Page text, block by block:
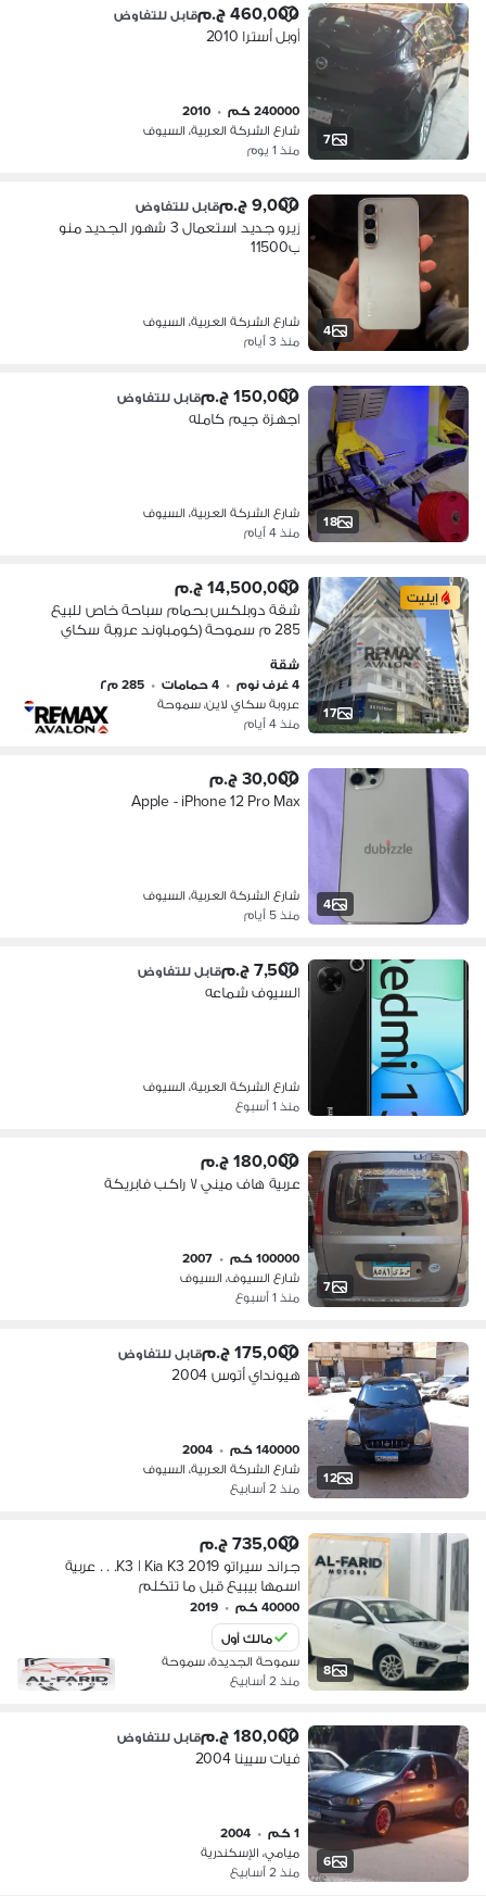
7
460,000 ج.م قابل للتفاوض
أوبل أسترا 2010
240000 كم •
2010
شارع الشركة العربية، السيوف
منذ 1 يوم
4
9,000 ج.م قابل للتفاوض
زيرو جديد استعمال 3 شهور الجديد منو
ب11500
شارع الشركة العربية، السيوف
منذ 3 أيام
18
150,000 ج.م قابل للتفاوض
اجهزة جيم كامله
شارع الشركة العربية، السيوف
منذ 4 أيام
17
إيليت 14,500,000 ج.م
شقة دوبلكس بحمام سباحة خاص للبيع
285 م سموحة (كومباوند عروبة سكاي
شقة
4 غرف نوم
• 4 حمامات • 285 م٢
عروبة سكاي لاين، سموحة
منذ 4 أيام
4
30,000 ج.م
Apple - iPhone 12 Pro Max
شارع الشركة العربية، السيوف
منذ 5 أيام
7,500 ج.م قابل للتفاوض
السيوف شماعه
شارع الشركة العربية، السيوف
منذ 1 أسبوع
7
180,000 ج.م
عربية هاف ميني ٧ راكب فابريكة
100000 كم •
2007
شارع السيوف، السيوف
منذ 1 أسبوع
12
175,000 ج.م قابل للتفاوض
هيونداي أتوس 2004
140000 كم •
2004
شارع الشركة العربية، السيوف
منذ 2 أسابيع
8
735,000 ج.م
جراند سيراتو K3 | Kia K3 2019. . . عربية
اسمها بيبيع قبل ما تتكلم
40000 كم •
2019
مالك أول
سموحة الجديدة، سموحة
منذ 2 أسابيع
6
180,000 ج.م قابل للتفاوض
فيات سيينا 2004
1 كم •
2004
ميامي، الإسكندرية
منذ 2 أسابيع